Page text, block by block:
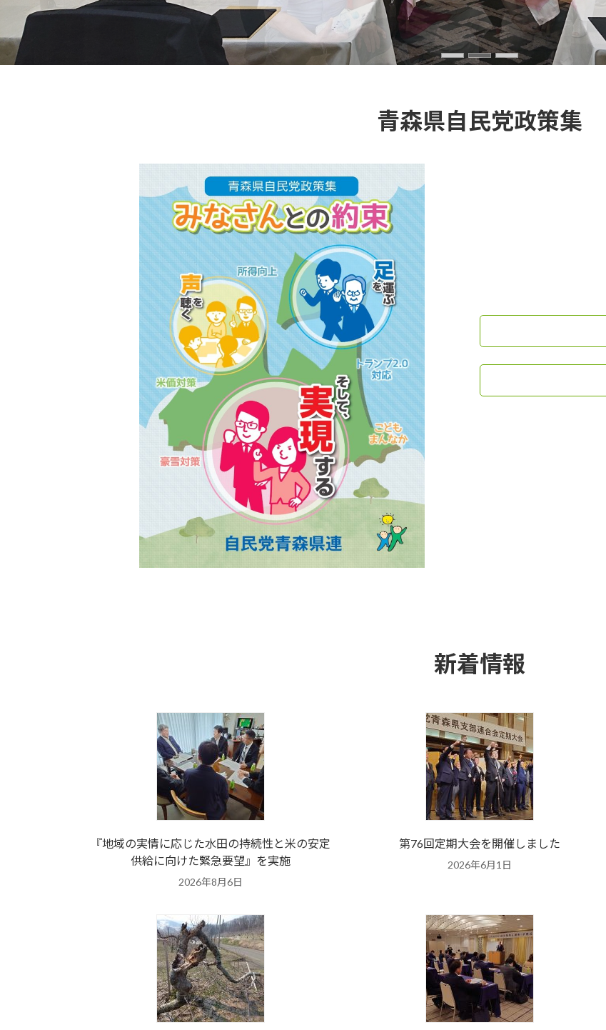
青森県自民党政策集
新着情報
『地域の実情に応じた水田の持続性と米の安定
供給に向けた緊急要望』を実施
2026年8月6日
第76回定期大会を開催しました
2026年6月1日